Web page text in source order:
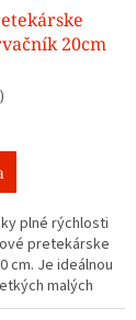
20cm
plné rýchlosti
pretekárske
cm. Je ideálnou
malých
Vďaka